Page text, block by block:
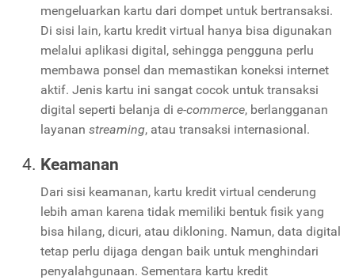
mengeluarkan kartu dari dompet untuk bertransaksi.
Di sisi lain, kartu kredit virtual hanya bisa digunakan
melalui aplikasi digital, sehingga pengguna perlu
membawa ponsel dan memastikan koneksi internet
aktif. Jenis kartu ini sangat cocok untuk transaksi
digital seperti belanja di e-commerce, berlangganan
layanan streaming, atau transaksi internasional.
Keamanan
Dari sisi keamanan, kartu kredit virtual cenderung
lebih aman karena tidak memiliki bentuk fisik yang
bisa hilang, dicuri, atau dikloning. Namun, data digital
tetap perlu dijaga dengan baik untuk menghindari
penyalahgunaan. Sementara kartu kredit